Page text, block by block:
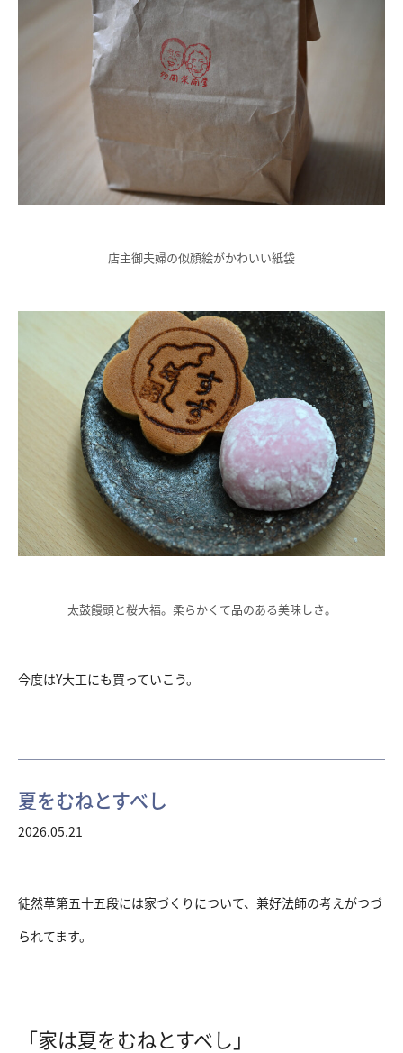
店主御夫婦の似顔絵がかわいい紙袋
太鼓饅頭と桜大福。柔らかくて品のある美味しさ。
今度はY大工にも買っていこう。
夏をむねとすべし
2026.05.21
徒然草第五十五段には家づくりについて、兼好法師の考えがつづ
られてます。
「家は夏をむねとすべし」